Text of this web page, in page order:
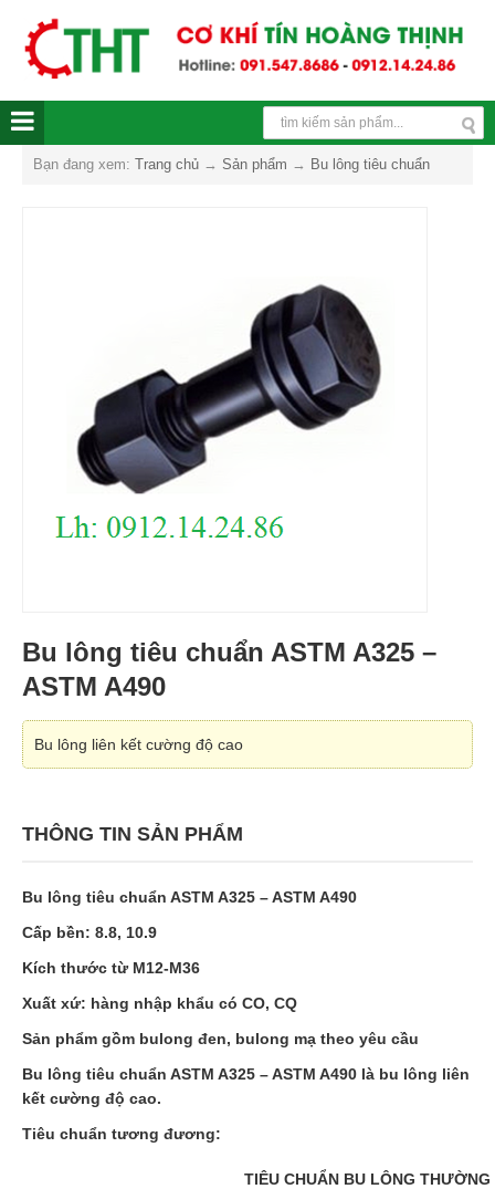
Bạn đang xem: Trang chủ → Sản phẩm → Bu lông tiêu chuẩn
Bu lông tiêu chuẩn ASTM A325 –
ASTM A490
Bu lông liên kết cường độ cao
THÔNG TIN SẢN PHẨM
Bu lông tiêu chuẩn ASTM A325 – ASTM A490
Cấp bền: 8.8, 10.9
Kích thước từ M12-M36
Xuất xứ: hàng nhập khẩu có CO, CQ
Sản phẩm gồm bulong đen, bulong mạ theo yêu cầu
Bu lông tiêu chuẩn ASTM A325 – ASTM A490 là bu lông liên
kết cường độ cao.
Tiêu chuẩn tương đương:
TIÊU CHUẨN BU LÔNG THƯỜNG